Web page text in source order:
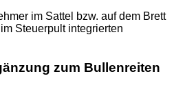
im Sattel bzw. auf dem Brett
Steuerpult integrierten
zum Bullenreiten